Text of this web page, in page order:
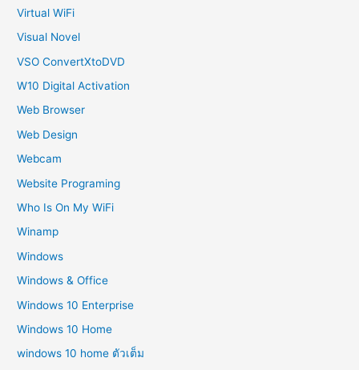
Virtual WiFi
Visual Novel
VSO ConvertXtoDVD
W10 Digital Activation
Web Browser
Web Design
Webcam
Website Programing
Who Is On My WiFi
Winamp
Windows
Windows & Office
Windows 10 Enterprise
Windows 10 Home
windows 10 home ตัวเต็ม